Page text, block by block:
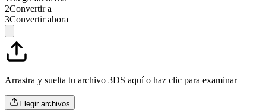
2Convertir a
3Convertir ahora
Arrastra y suelta tu archivo 3DS aquí o haz clic para examinar
Elegir archivos